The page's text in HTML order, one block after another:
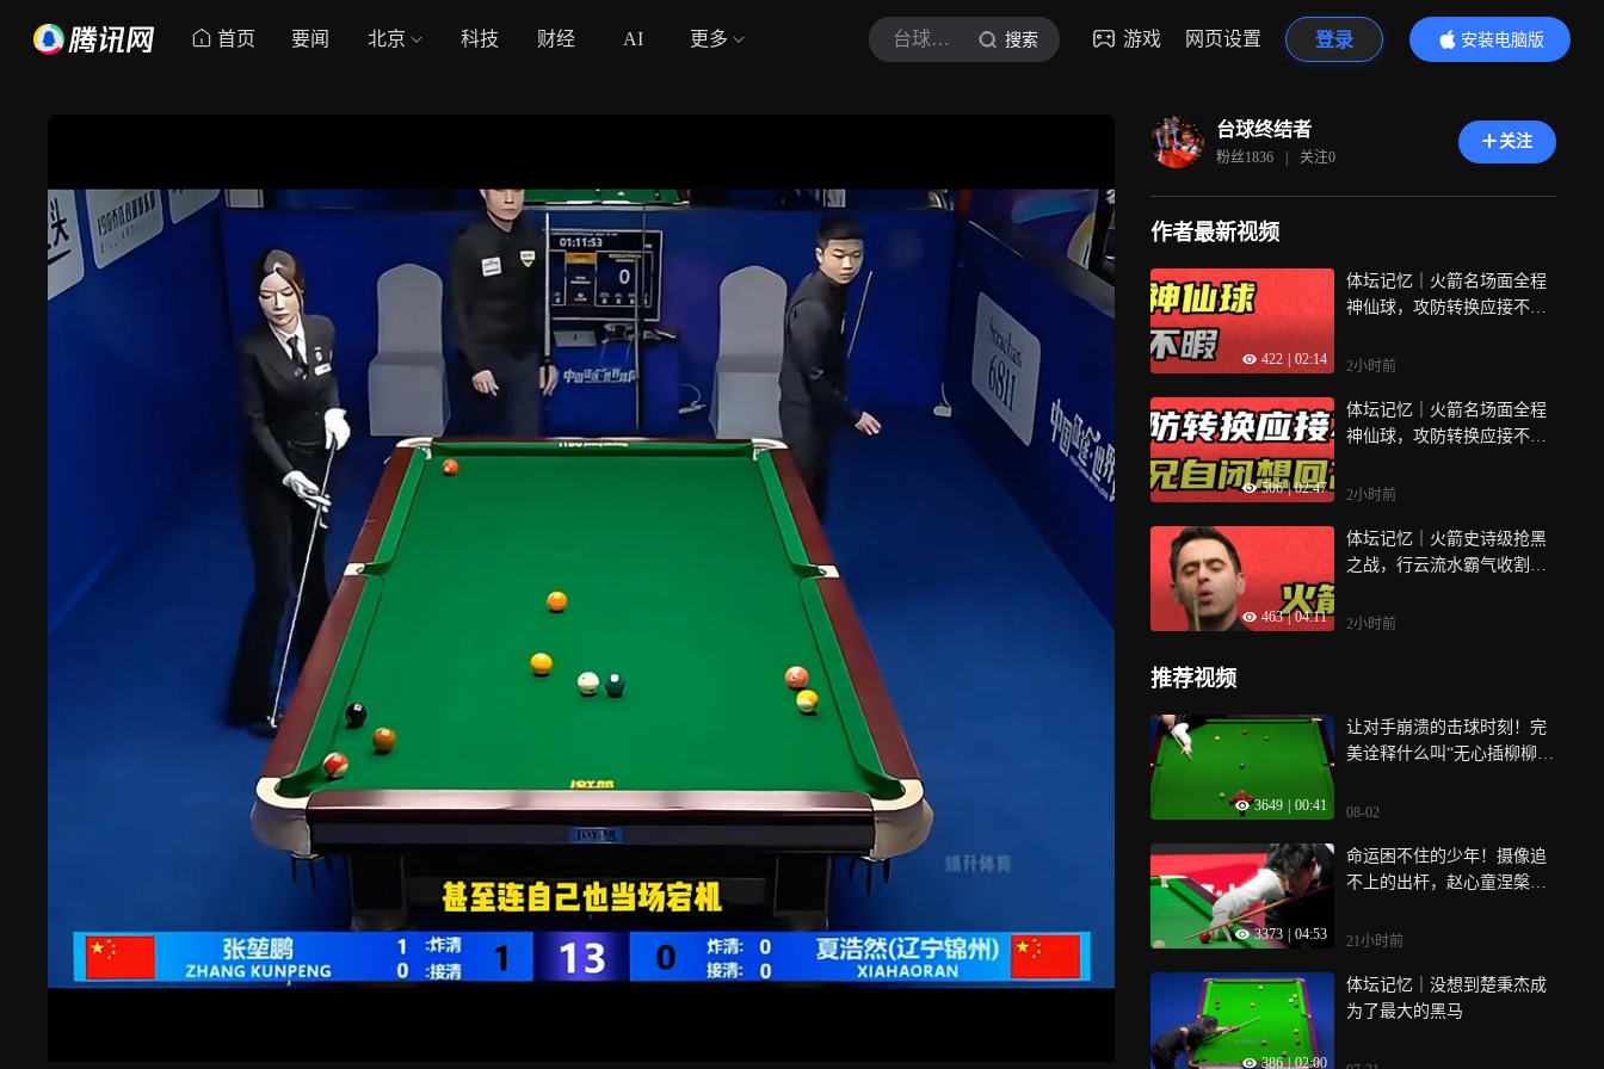
首页 要闻 北京 科技 财经 AI 更多 台球终结者 搜索 游戏 网页设置 登录
安装电脑版
内容更精彩
台球终结者
粉丝1836 | 关注0
关注
作者最新视频
422 02:14
体坛记忆｜火箭名场面全程
神仙球，攻防转换应接不
2小时前
506 | 02:47
体坛记忆｜火箭名场面全程
神仙球，攻防转换应接不
2小时前
463 | 04:11
体坛记忆｜火箭史诗级抢黑
之战，行云流水霸气收割，
2小时前
推荐视频
3649 00:41
让对手崩溃的击球时刻！完
美诠释什么叫“无心插柳柳成
08-02
3373 04:53
命运困不住的少年！摄像追
不上的出杆，赵心童涅槃称
21小时前
386 | 02:00
体坛记忆｜没想到楚秉杰成
为了最大的黑马